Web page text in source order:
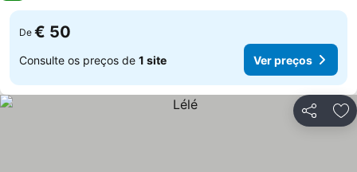
De € 50
Consulte os preços de 1 site Ver preços
Partilhar